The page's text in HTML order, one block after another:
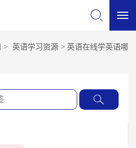
> 英语学习资源 > 英语在线学英语哪